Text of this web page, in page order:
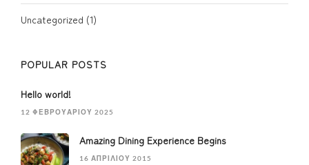
Uncategorized (1)
POPULAR POSTS
Hello world!
12 ΦΕΒΡΟΥΑΡΊΟΥ 2025
Amazing Dining Experience Begins
16 ΑΠΡΙΛΊΟΥ 2015